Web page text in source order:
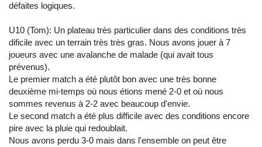
défaites logiques.
U10 (Tom): Un plateau très particulier dans des conditions très
dificile avec un terrain très très gras. Nous avons jouer à 7
joueurs avec une avalanche de malade (qui avait tous
prévenus).
Le premier match a été plutôt bon avec une très bonne
deuxième mi-temps où nous étions mené 2-0 et où nous
sommes revenus à 2-2 avec beaucoup d'envie.
Le second match a été plus difficile avec des conditions encore
pire avec la pluie qui redoublait.
Nous avons perdu 3-0 mais dans l'ensemble on peut être